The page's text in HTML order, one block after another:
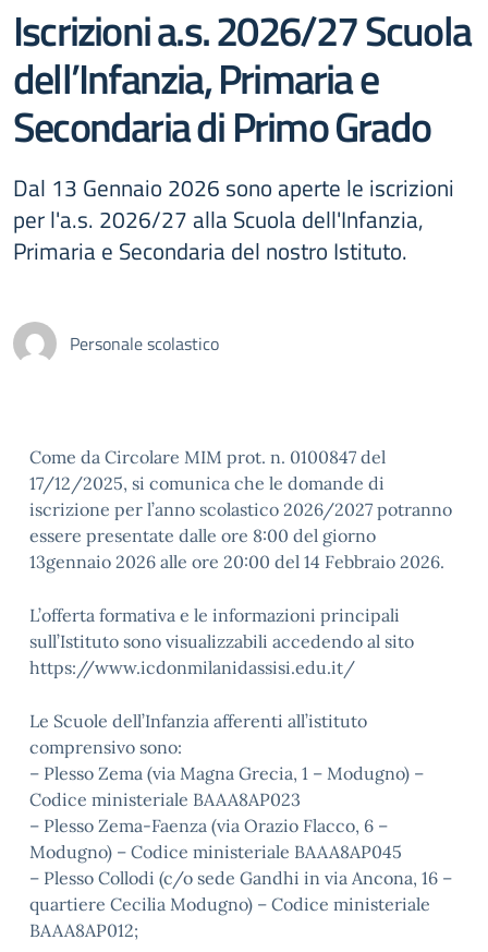
Iscrizioni a.s. 2026/27 Scuola
dell’Infanzia, Primaria e
Secondaria di Primo Grado
Dal 13 Gennaio 2026 sono aperte le iscrizioni
per l'a.s. 2026/27 alla Scuola dell'Infanzia,
Primaria e Secondaria del nostro Istituto.
Personale scolastico
Come da Circolare MIM prot. n. 0100847 del
17/12/2025, si comunica che le domande di
iscrizione per l’anno scolastico 2026/2027 potranno
essere presentate dalle ore 8:00 del giorno
13gennaio 2026 alle ore 20:00 del 14 Febbraio 2026.
L’offerta formativa e le informazioni principali
sull’Istituto sono visualizzabili accedendo al sito
https://www.icdonmilanidassisi.edu.it/
Le Scuole dell’Infanzia afferenti all’istituto
comprensivo sono:
– Plesso Zema (via Magna Grecia, 1 – Modugno) –
Codice ministeriale BAAA8AP023
– Plesso Zema-Faenza (via Orazio Flacco, 6 –
Modugno) – Codice ministeriale BAAA8AP045
– Plesso Collodi (c/o sede Gandhi in via Ancona, 16 –
quartiere Cecilia Modugno) – Codice ministeriale
BAAA8AP012;